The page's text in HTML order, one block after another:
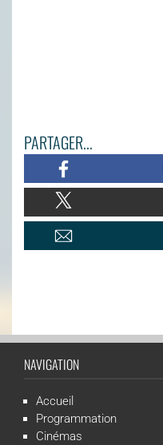
PARTAGER...
NAVIGATION
Accueil
Programmation
Cinémas